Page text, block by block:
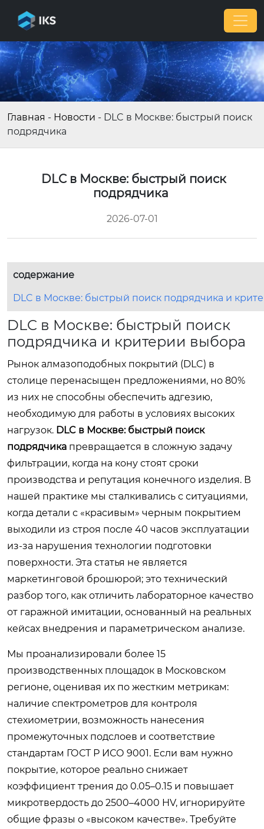
Главная - Новости - DLC в Москве: быстрый поиск
подрядчика
DLC в Москве: быстрый поиск
подрядчика
2026-07-01
содержание
DLC в Москве: быстрый поиск подрядчика и
DLC в Москве: быстрый поиск
подрядчика и критерии выбора
Рынок алмазоподобных покрытий (DLC) в
столице перенасыщен предложениями, но 80%
из них не способны обеспечить адгезию,
необходимую для работы в условиях высоких
нагрузок. DLC в Москве: быстрый поиск
подрядчика превращается в сложную задачу
фильтрации, когда на кону стоят сроки
производства и репутация конечного изделия. В
нашей практике мы сталкивались с ситуациями,
когда детали с «красивым» черным покрытием
выходили из строя после 40 часов эксплуатации
из-за нарушения технологии подготовки
поверхности. Эта статья не является
маркетинговой брошюрой; это технический
разбор того, как отличить лабораторное качество
от гаражной имитации, основанный на реальных
кейсах внедрения и параметрическом анализе.
Мы проанализировали более 15
производственных площадок в Московском
регионе, оценивая их по жестким метрикам:
наличие спектрометров для контроля
стехиометрии, возможность нанесения
промежуточных подслоев и соответствие
стандартам ГОСТ Р ИСО 9001. Если вам нужно
покрытие, которое реально снижает
коэффициент трения до 0.05–0.15 и повышает
микротвердость до 2500–4000 HV, игнорируйте
общие фразы о «высоком качестве». Требуйте